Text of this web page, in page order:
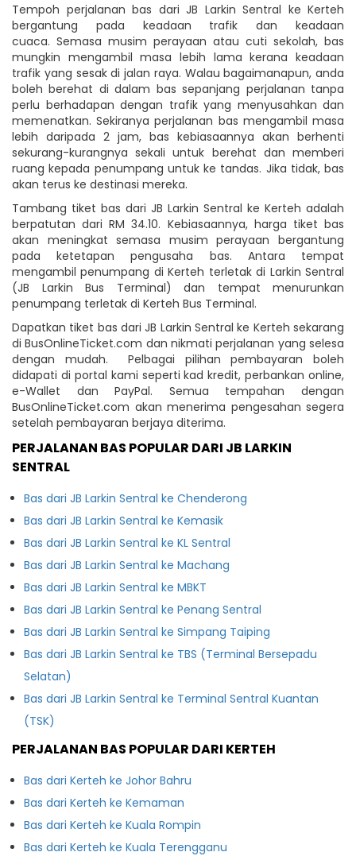
Tempoh perjalanan bas dari JB Larkin Sentral ke Kerteh
bergantung pada keadaan trafik dan keadaan
cuaca. Semasa musim perayaan atau cuti sekolah, bas
mungkin mengambil masa lebih lama kerana keadaan
trafik yang sesak di jalan raya. Walau bagaimanapun, anda
boleh berehat di dalam bas sepanjang perjalanan tanpa
perlu berhadapan dengan trafik yang menyusahkan dan
memenatkan. Sekiranya perjalanan bas mengambil masa
lebih daripada 2 jam, bas kebiasaannya akan berhenti
sekurang-kurangnya sekali untuk berehat dan memberi
ruang kepada penumpang untuk ke tandas. Jika tidak, bas
akan terus ke destinasi mereka.
Tambang tiket bas dari JB Larkin Sentral ke Kerteh adalah
berpatutan dari RM 34.10. Kebiasaannya, harga tiket bas
akan meningkat semasa musim perayaan bergantung
pada ketetapan pengusaha bas. Antara tempat
mengambil penumpang di Kerteh terletak di Larkin Sentral
(JB Larkin Bus Terminal) dan tempat menurunkan
penumpang terletak di Kerteh Bus Terminal.
Dapatkan tiket bas dari JB Larkin Sentral ke Kerteh sekarang
di BusOnlineTicket.com dan nikmati perjalanan yang selesa
dengan mudah. Pelbagai pilihan pembayaran boleh
didapati di portal kami seperti kad kredit, perbankan online,
e-Wallet dan PayPal. Semua tempahan dengan
BusOnlineTicket.com akan menerima pengesahan segera
setelah pembayaran berjaya diterima.
PERJALANAN BAS POPULAR DARI JB LARKIN
SENTRAL
Bas dari JB Larkin Sentral ke Chenderong
Bas dari JB Larkin Sentral ke Kemasik
Bas dari JB Larkin Sentral ke KL Sentral
Bas dari JB Larkin Sentral ke Machang
Bas dari JB Larkin Sentral ke MBKT
Bas dari JB Larkin Sentral ke Penang Sentral
Bas dari JB Larkin Sentral ke Simpang Taiping
Bas dari JB Larkin Sentral ke TBS (Terminal Bersepadu
Selatan)
Bas dari JB Larkin Sentral ke Terminal Sentral Kuantan
(TSK)
PERJALANAN BAS POPULAR DARI KERTEH
Bas dari Kerteh ke Johor Bahru
Bas dari Kerteh ke Kemaman
Bas dari Kerteh ke Kuala Rompin
Bas dari Kerteh ke Kuala Terengganu